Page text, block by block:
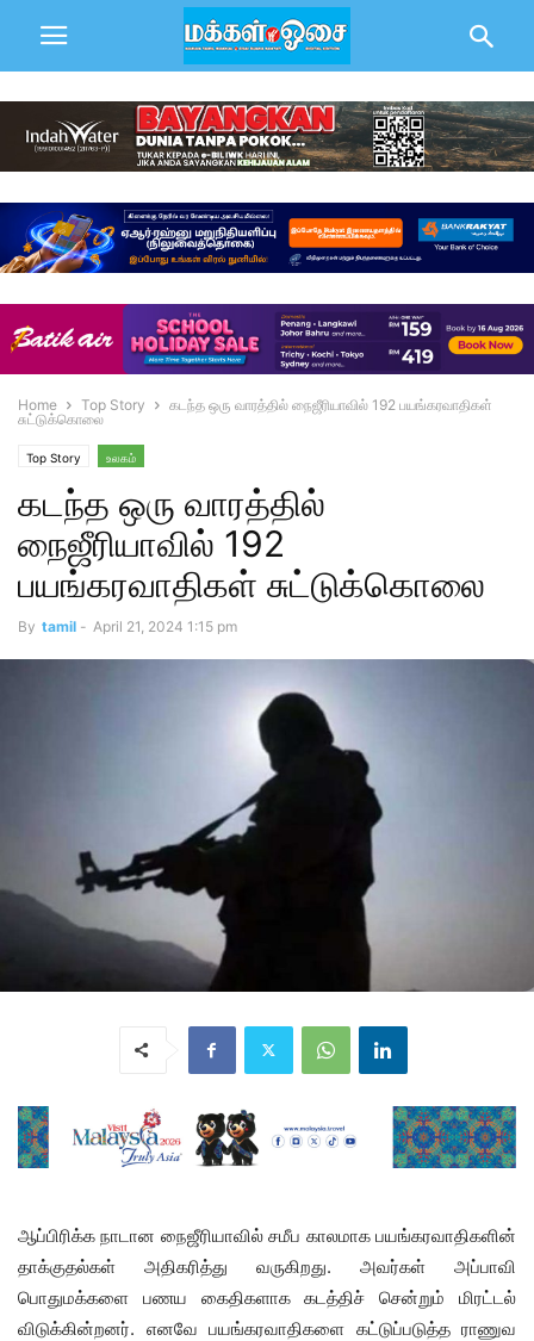
Home Top Story
கடந்த ஒரு வாரத்தில் நைஜீரியாவில் 192 பயங்கரவாதிகள்
சுட்டுக்கொலை
Top Story உலகம்
கடந்த ஒரு வாரத்தில்
நைஜீரியாவில் 192
பயங்கரவாதிகள் சுட்டுக்கொலை
By tamil - April 21, 2024 1:15 pm
ஆப்பிரிக்க நாடான நைஜீரியாவில் சமீப காலமாக பயங்கரவாதிகளின்
தாக்குதல்கள் அதிகரித்து வருகிறது. அவர்கள் அப்பாவி
பொதுமக்களை பணய கைதிகளாக கடத்திச் சென்றும் மிரட்டல்
விடுக்கின்றனர். எனவே பயங்கரவாதிகளை கட்டுப்படுத்த ராணுவ